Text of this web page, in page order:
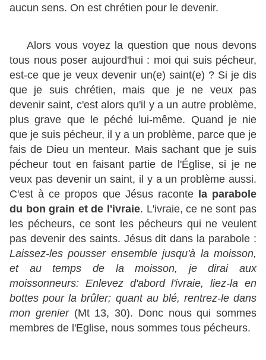
aucun sens. On est chrétien pour le devenir.
Alors vous voyez la question que nous devons
tous nous poser aujourd'hui : moi qui suis pécheur,
est-ce que je veux devenir un(e) saint(e) ? Si je dis
que je suis chrétien, mais que je ne veux pas
devenir saint, c'est alors qu'il y a un autre problème,
plus grave que le péché lui-même. Quand je nie
que je suis pécheur, il y a un problème, parce que je
fais de Dieu un menteur. Mais sachant que je suis
pécheur tout en faisant partie de l'Église, si je ne
veux pas devenir un saint, il y a un problème aussi.
C'est à ce propos que Jésus raconte
la parabole
du bon grain et de l'ivraie. L'ivraie, ce ne sont pas
les pécheurs, ce sont les pécheurs qui ne veulent
pas devenir des saints. Jésus dit dans la parabole :
Laissez-les pousser ensemble jusqu'à la moisson,
et au temps de la moisson, je dirai aux
moissonneurs: Enlevez d'abord l'ivraie, liez-la en
bottes pour la brûler; quant au blé, rentrez-le dans
mon grenier(Mt 13, 30). Donc nous qui sommes
membres de l'Eglise, nous sommes tous pécheurs.